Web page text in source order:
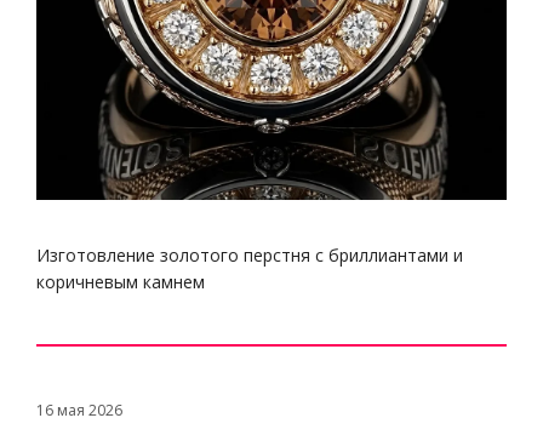
Изготовление золотого перстня с бриллиантами и
коричневым камнем
16 мая 2026